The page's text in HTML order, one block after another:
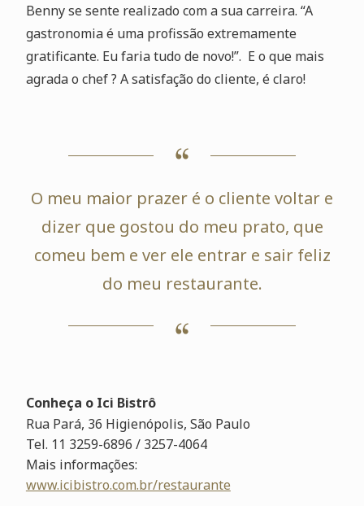
Benny se sente realizado com a sua carreira. “A
gastronomia é uma profissão extremamente
gratificante. Eu faria tudo de novo!”. E o que mais
agrada o chef ? A satisfação do cliente, é claro!
O meu maior prazer é o cliente voltar e
dizer que gostou do meu prato, que
comeu bem e ver ele entrar e sair feliz
do meu restaurante.
Conheça o Ici Bistrô
Rua Pará, 36 Higienópolis, São Paulo
Tel. 11 3259-6896 / 3257-4064
Mais informações:
www.icibistro.com.br/restaurante